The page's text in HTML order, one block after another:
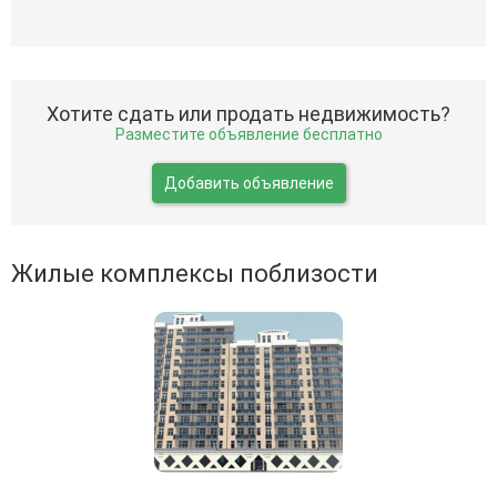
Хотите сдать или продать недвижимость?
Разместите объявление бесплатно
Добавить объявление
Жилые комплексы поблизости